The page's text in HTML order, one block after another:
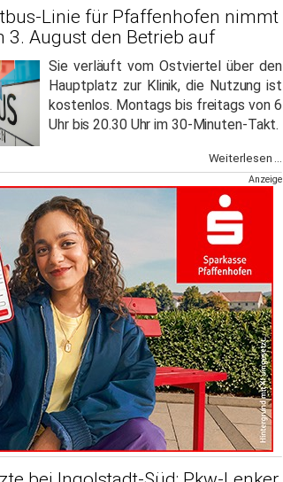
Linie für Pfaffenhofen nimmt
3. August den Betrieb auf
Sie verläuft vom Ostviertel über den
Hauptplatz zur Klinik, die Nutzung ist
kostenlos. Montags bis freitags von 6
Uhr bis 20.30 Uhr im 30-Minuten-Takt.
Weiterlesen ...
Anzeige